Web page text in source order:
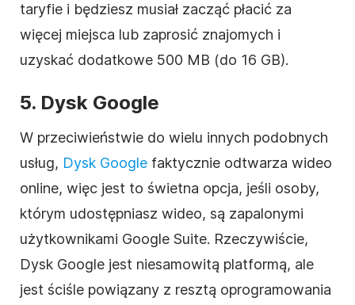
taryfie i będziesz musiał zacząć płacić za
więcej miejsca lub zaprosić znajomych i
uzyskać dodatkowe 500 MB (do 16 GB).
5. Dysk Google
W przeciwieństwie do wielu innych podobnych
usług, Dysk Google faktycznie odtwarza wideo
online, więc jest to świetna opcja, jeśli osoby,
którym udostępniasz wideo, są zapalonymi
użytkownikami Google Suite. Rzeczywiście,
Dysk Google jest niesamowitą platformą, ale
jest ściśle powiązany z resztą oprogramowania